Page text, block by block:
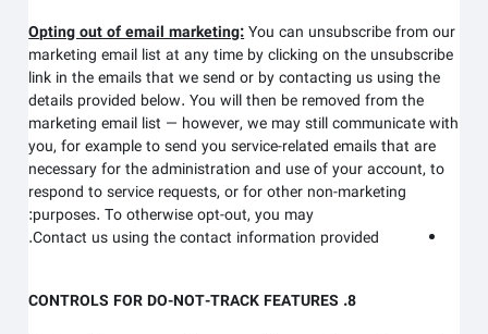
Opting out of email marketing:You can unsubscribe from our
marketing email list at any time by clicking on the unsubscribe
link in the emails that we send or by contacting us using the
details provided below. You will then be removed from the
marketing email list — however, we may still communicate with
you, for example to send you service-related emails that are
necessary for the administration and use of your account, to
respond to service requests, or for other non-marketing
purposes. To otherwise opt-out, you may:
Contact us using the contact information provided.